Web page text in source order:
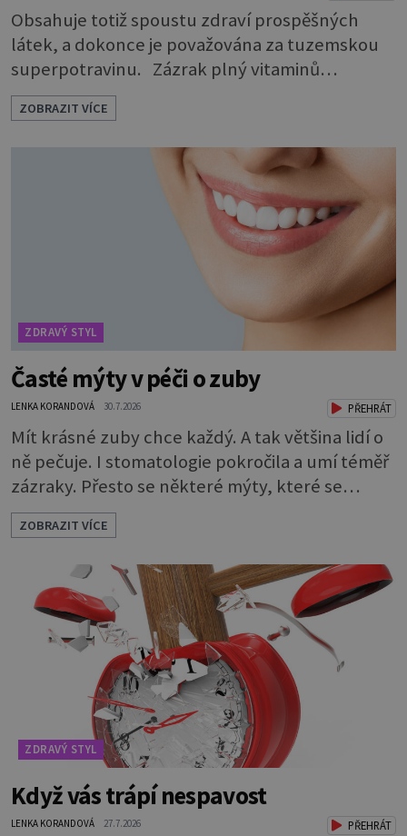
Obsahuje totiž spoustu zdraví prospěšných
látek, a dokonce je považována za tuzemskou
superpotravinu. Zázrak plný vitaminů
V petrželi najdete vitaminy B1, B2, B3, B6,
provitamin A, vitamin E a velké množství
vitamínu C (nejvíce ho má nať, dokonce třikrát
více než pomeranč, v kořeni je také, ale je ho
desetkrát méně), a kyselinu listovou. Ale to
není všechno. Obsahuje také důležité
ZOBRAZIT VÍCE
ZDRAVÝ STYL
Časté mýty v péči o zuby
LENKA KORANDOVÁ 30.7.2026 PŘEHRÁT
Mít krásné zuby chce každý. A tak většina lidí o
ně pečuje. I stomatologie pokročila a umí téměř
zázraky. Přesto se některé mýty, které se
tradují, nedaří vyvrátit. Které? Večer místo
čištění snězte jablko Jedna z nejoblíbenějších
pověr už z časů našich babiček, kterou se
rozhodně nevyplatí praktikovat. Jablko
opravdu zuby nevyčistí. Obsahuje sacharidy,
které bakterie v ústech pře
ZOBRAZIT VÍCE
ZDRAVÝ STYL
Když vás trápí nespavost
LENKA KORANDOVÁ 27.7.2026 PŘEHRÁT